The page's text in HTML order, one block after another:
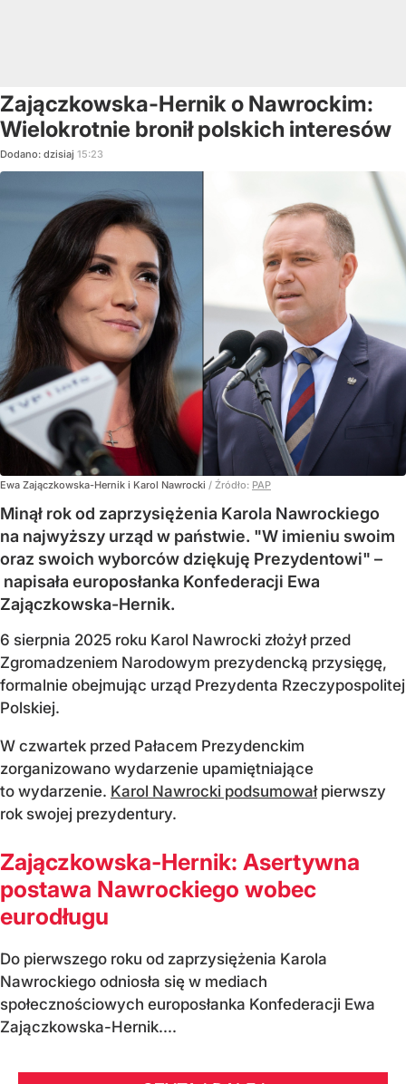
Zajączkowska-Hernik o Nawrockim:
Wielokrotnie bronił polskich interesów
Dodano: dzisiaj 15:23
Ewa Zajączkowska-Hernik i Karol Nawrocki / Źródło: PAP
Minął rok od zaprzysiężenia Karola Nawrockiego
na najwyższy urząd w państwie. "W imieniu swoim
oraz swoich wyborców dziękuję Prezydentowi" –
napisała europosłanka Konfederacji Ewa
Zajączkowska-Hernik.
6 sierpnia 2025 roku Karol Nawrocki złożył przed
Zgromadzeniem Narodowym prezydencką przysięgę,
formalnie obejmując urząd Prezydenta Rzeczypospolitej
Polskiej.
W czwartek przed Pałacem Prezydenckim
zorganizowano wydarzenie upamiętniające
to wydarzenie. Karol Nawrocki podsumowałpierwszy
rok swojej prezydentury.
Zajączkowska-Hernik: Asertywna
postawa Nawrockiego wobec
eurodługu
Do pierwszego roku od zaprzysiężenia Karola
Nawrockiego odniosła się w mediach
społecznościowych europosłanka Konfederacji Ewa
Zajączkowska-Hernik....